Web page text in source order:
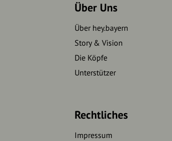
Über Uns
Über hey.bayern
Story & Vision
Die Köpfe
Unterstützer
Rechtliches
Impressum